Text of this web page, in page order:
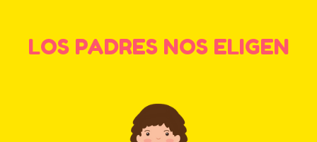
LOS PADRES NOS ELIGEN